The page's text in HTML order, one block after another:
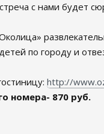
с нами будет
по городу и
http://
номера- 870 руб.